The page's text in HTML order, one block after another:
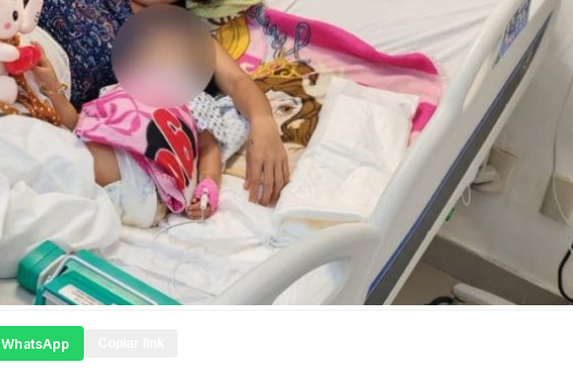
WhatsApp